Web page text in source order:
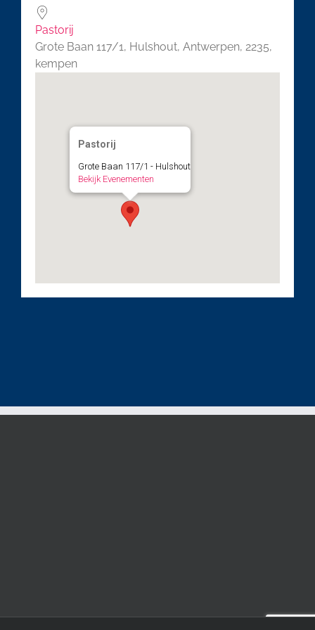
Pastorij
Grote Baan 117/1, Hulshout, Antwerpen, 2235,
kempen
Pastorij
Grote Baan 117/1 - Hulshout
Bekijk Evenementen